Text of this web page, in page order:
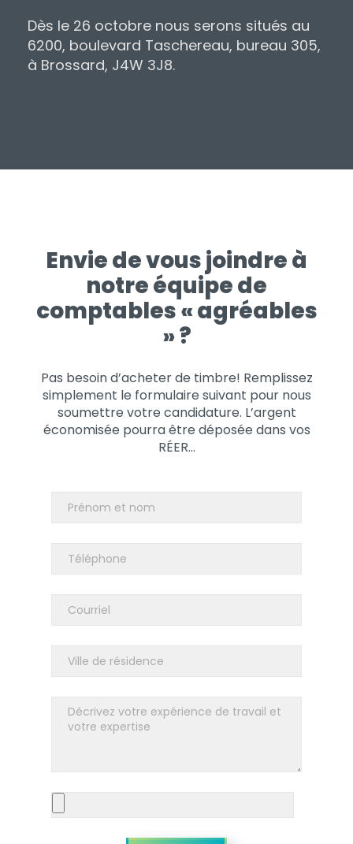
Dès le 26 octobre nous serons situés au
6200, boulevard Taschereau, bureau 305,
à Brossard, J4W 3J8.
Envie de vous joindre à
notre équipe de
comptables « agréables
» ?
Pas besoin d’acheter de timbre! Remplissez
simplement le formulaire suivant pour nous
soumettre votre candidature. L’argent
économisée pourra être déposée dans vos
RÉER…